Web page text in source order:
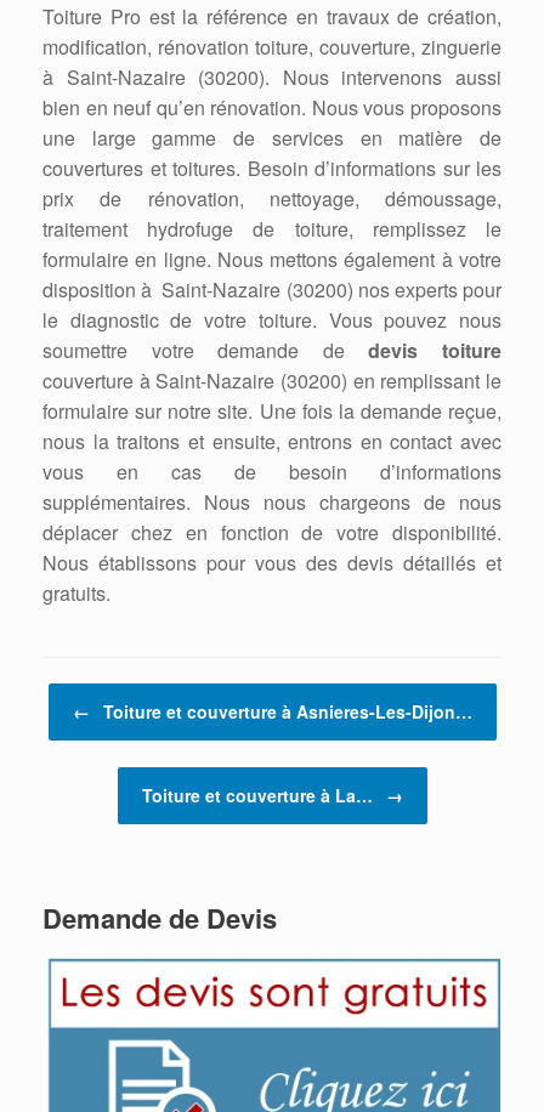
Toiture Pro est la référence en travaux de création,
modification, rénovation toiture, couverture, zinguerie
à Saint-Nazaire (30200). Nous intervenons aussi
bien en neuf qu’en rénovation. Nous vous proposons
une large gamme de services en matière de
couvertures et toitures. Besoin d’informations sur les
prix de rénovation, nettoyage, démoussage,
traitement hydrofuge de toiture, remplissez le
formulaire en ligne. Nous mettons également à votre
disposition à Saint-Nazaire (30200) nos experts pour
le diagnostic de votre toiture. Vous pouvez nous
soumettre votre demande dedevis toiture
couverture à Saint-Nazaire (30200) en remplissant le
formulaire sur notre site. Une fois la demande reçue,
nous la traitons et ensuite, entrons en contact avec
vous en cas de besoin d’informations
supplémentaires. Nous nous chargeons de nous
déplacer chez en fonction de votre disponibilité.
Nous établissons pour vous des devis détaillés et
gratuits.
Post navigation
← Toiture et couverture à Asnieres-Les-Dijon…
Toiture et couverture à La… →
Demande de Devis